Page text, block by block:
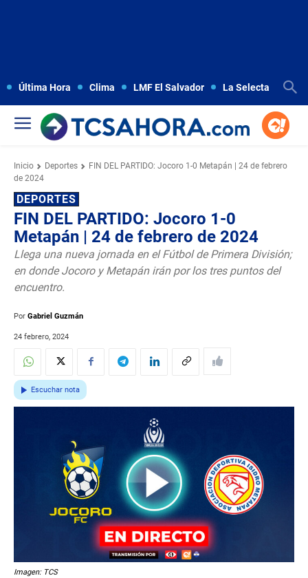
Última Hora Clima LMF El Salvador La Selecta
Inicio Deportes
FIN DEL PARTIDO: Jocoro 1-0 Metapán | 24 de febrero
de 2024
DEPORTES
FIN DEL PARTIDO: Jocoro 1-0
Metapán | 24 de febrero de 2024
Llega una nueva jornada en el Fútbol de Primera División;
en donde Jocoro y Metapán irán por los tres puntos del
encuentro.
Por Gabriel Guzmán
24 febrero, 2024
Escuchar nota
Imagen: TCS